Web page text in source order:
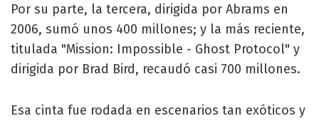
Por su parte, la tercera, dirigida por Abrams en
2006, sumó unos 400 millones; y la más reciente,
titulada "Mission: Impossible - Ghost Protocol" y
dirigida por Brad Bird, recaudó casi 700 millones.
Esa cinta fue rodada en escenarios tan exóticos y